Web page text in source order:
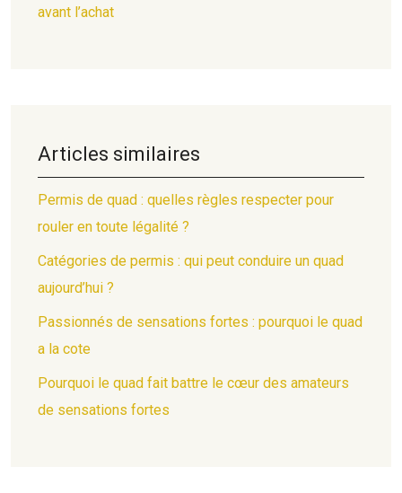
avant l’achat
Articles similaires
Permis de quad : quelles règles respecter pour
rouler en toute légalité ?
Catégories de permis : qui peut conduire un quad
aujourd’hui ?
Passionnés de sensations fortes : pourquoi le quad
a la cote
Pourquoi le quad fait battre le cœur des amateurs
de sensations fortes